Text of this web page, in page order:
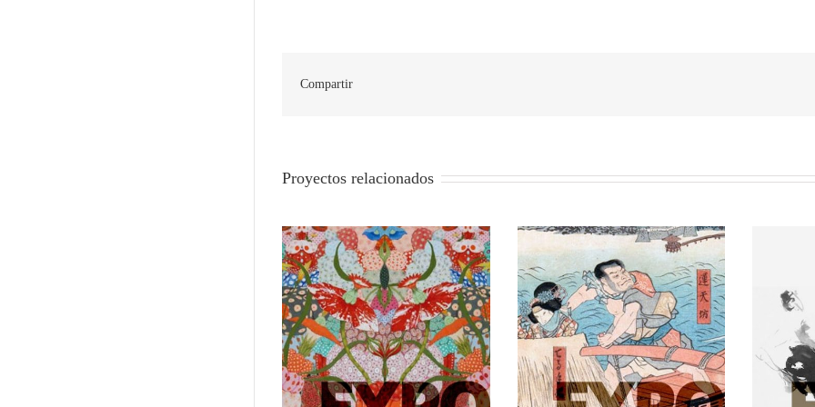
Compartir
Proyectos relacionados
Estampa japonesa: Imágenes del
mundo flotante
La danza del pincel
El
e